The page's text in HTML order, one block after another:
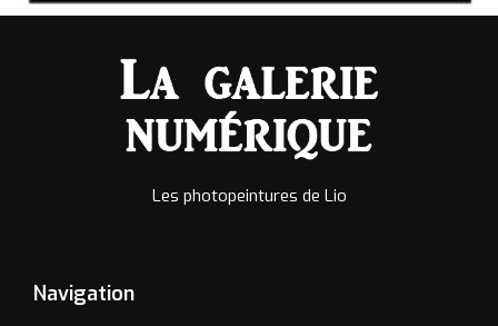
Les photopeintures de Lio
Navigation